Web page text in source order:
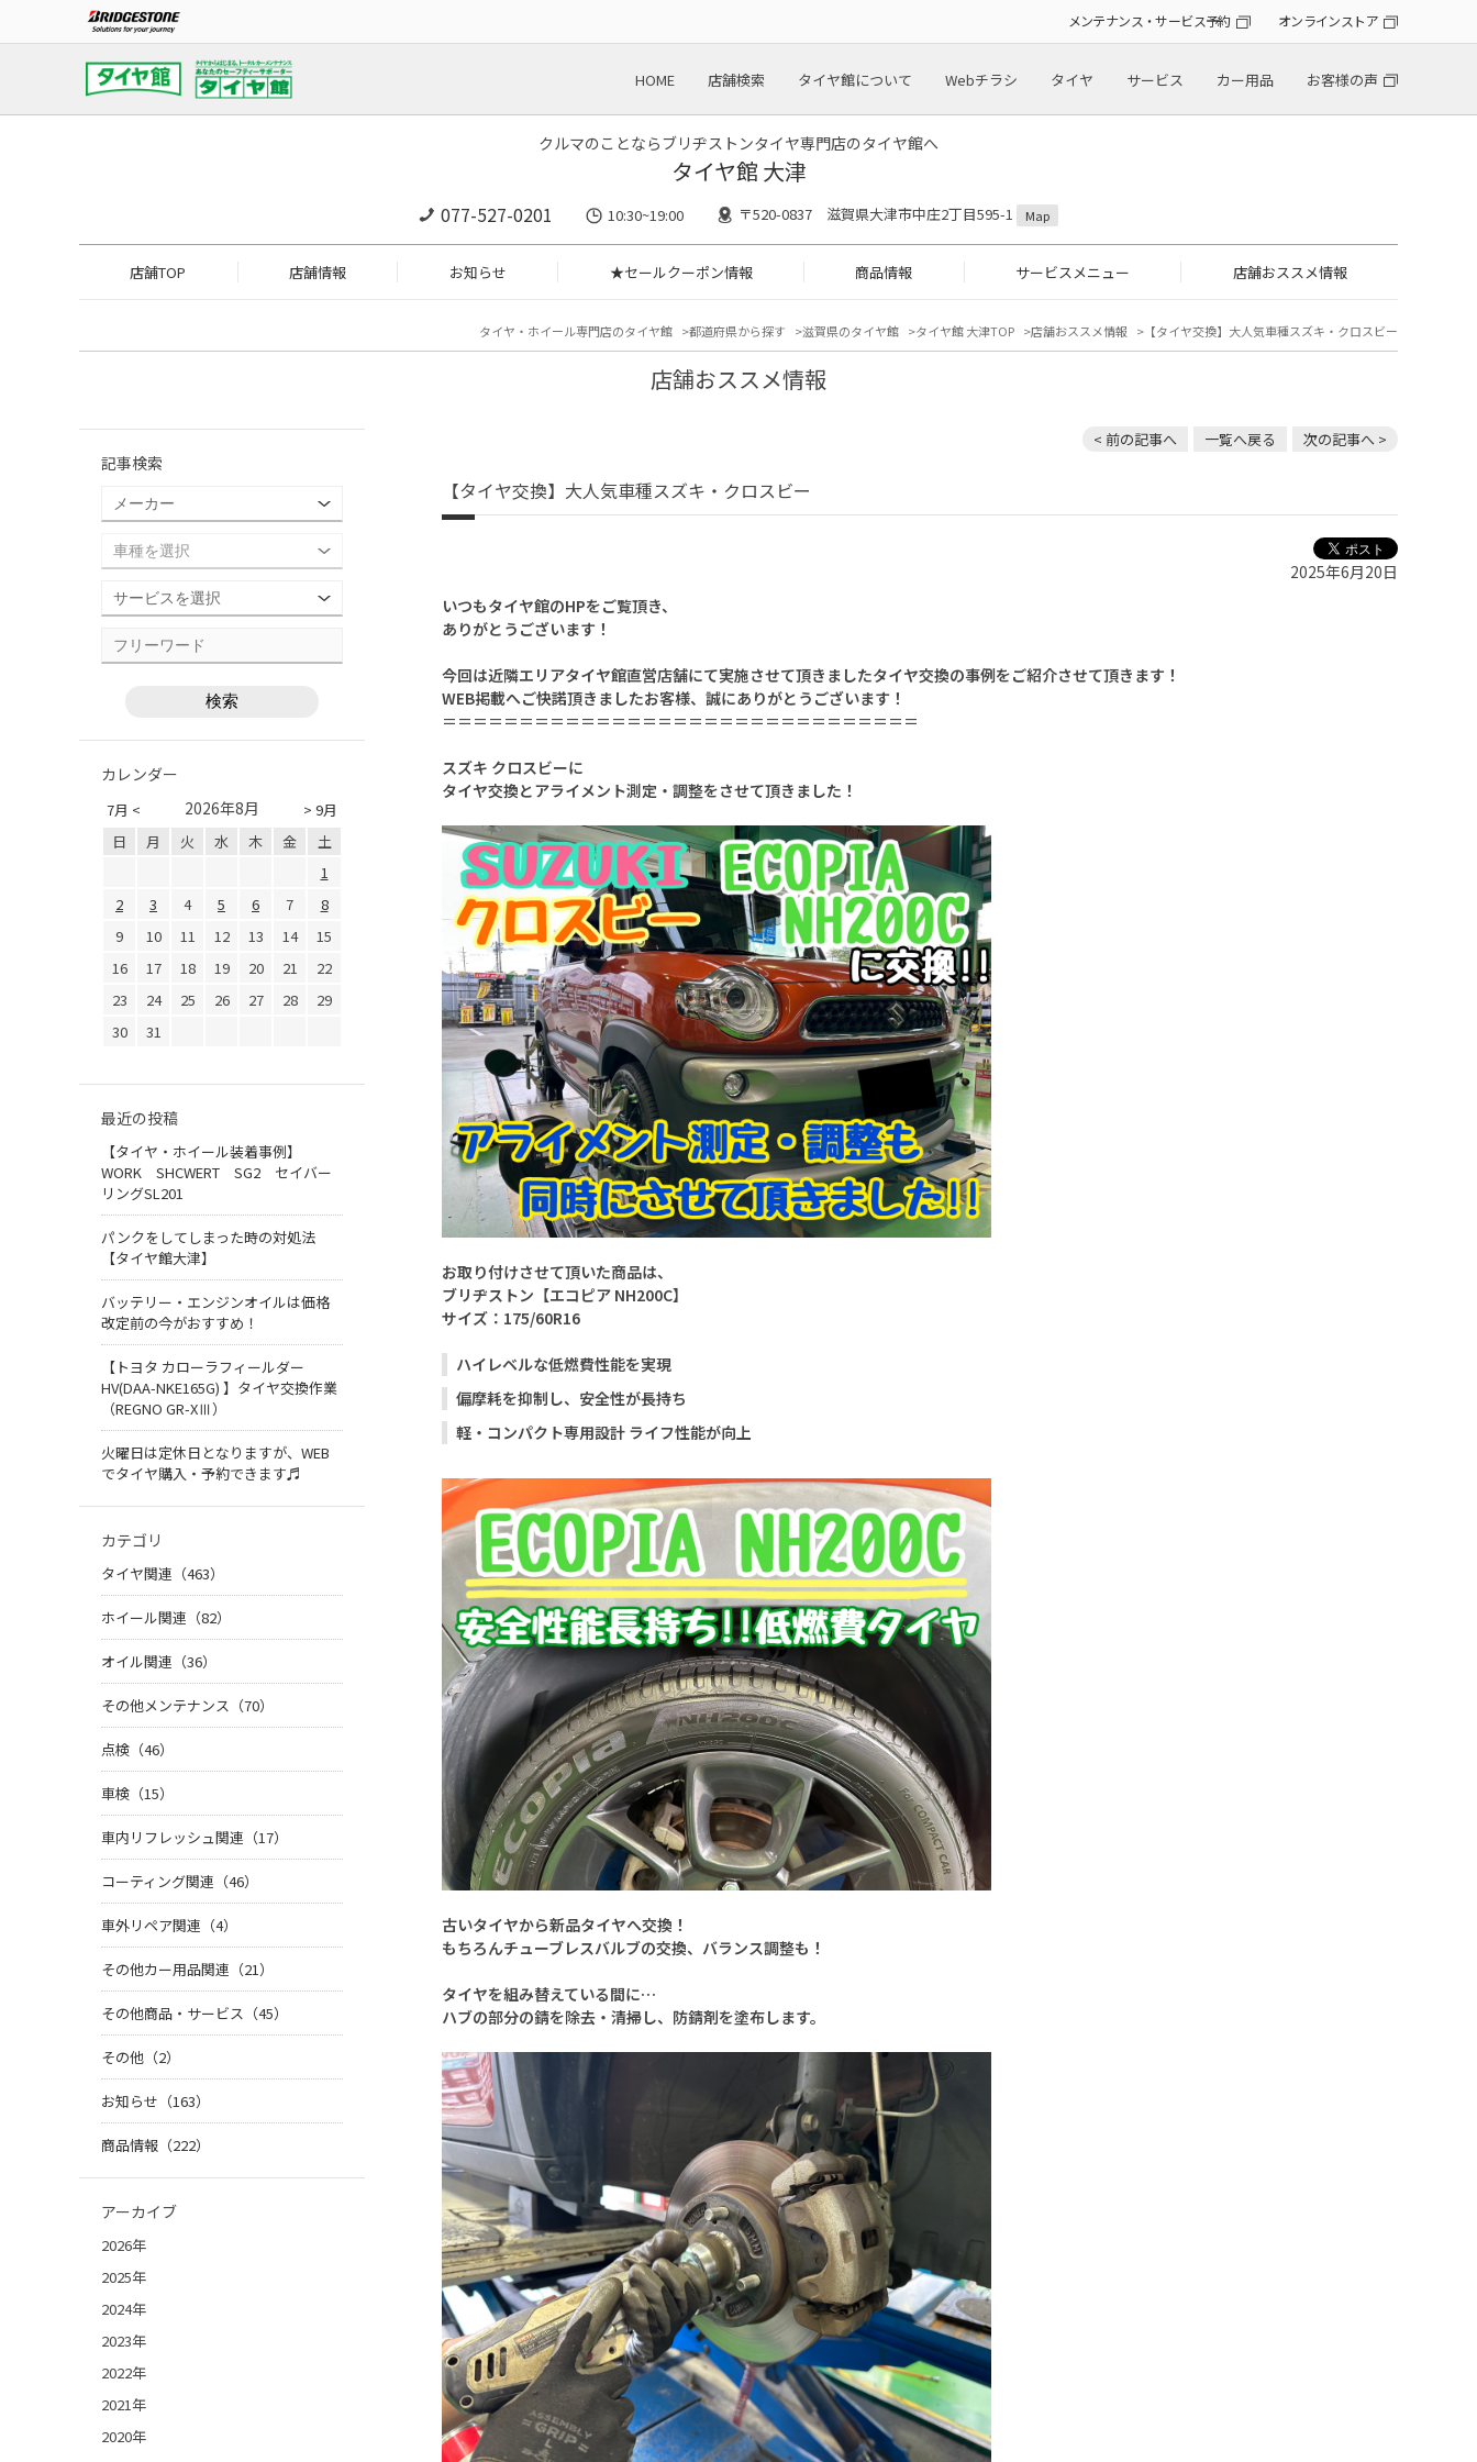
メンテナンス・サービス予約 オンラインストア
HOME 店舗検索 タイヤ館について Webチラシ タイヤ サービス カー用品 お客様の声
クルマのことならブリヂストンタイヤ専門店のタイヤ館へ
タイヤ館 大津
077-527-0201 10:30~19:00 〒520-0837 滋賀県大津市中庄2丁目595-1 Map
店舗TOP 店舗情報 お知らせ ★セールクーポン情報 商品情報 サービスメニュー 店舗おススメ情報
タイヤ・ホイール専門店のタイヤ館 都道府県から探す 滋賀県のタイヤ館 タイヤ館 大津TOP 店舗おススメ情報 【タイヤ交換】大人気車種スズキ・クロスビー
店舗おススメ情報
< 前の記事へ 一覧へ戻る 次の記事へ >
【タイヤ交換】大人気車種スズキ・クロスビー
2025年6月20日
いつもタイヤ館のHPをご覧頂き、
ありがとうございます！
今回は近隣エリアタイヤ館直営店舗にて実施させて頂きましたタイヤ交換の事例をご紹介させて頂きます！
WEB掲載へご快諾頂きましたお客様、誠にありがとうございます！
＝＝＝＝＝＝＝＝＝＝＝＝＝＝＝＝＝＝＝＝＝＝＝＝＝＝＝＝＝＝＝
スズキ クロスビーに
タイヤ交換とアライメント測定・調整をさせて頂きました！
お取り付けさせて頂いた商品は、
ブリヂストン【エコピア NH200C】
サイズ：175/60R16
ハイレベルな低燃費性能を実現
偏摩耗を抑制し、安全性が長持ち
軽・コンパクト専用設計 ライフ性能が向上
古いタイヤから新品タイヤへ交換！
もちろんチューブレスバルブの交換、バランス調整も！
タイヤを組み替えている間に…
ハブの部分の錆を除去・清掃し、防錆剤を塗布します。
記事検索
カレンダー
7月 < > 9月
2026年8月
日 月 火 水 木 金
土
1
2
3 4 5 6 7
8
9
10 11 12 13 14
15
16
17 18 19 20 21
22
23
24 25 26 27 28
29
30
31
最近の投稿
【タイヤ・ホイール装着事例】
WORK SHCWERT SG2 セイバー
リングSL201
パンクをしてしまった時の対処法
【タイヤ館大津】
バッテリー・エンジンオイルは価格
改定前の今がおすすめ！
【トヨタ カローラフィールダー
HV(DAA-NKE165G) 】タイヤ交換作業
（REGNO GR-XⅢ）
火曜日は定休日となりますが、WEB
でタイヤ購入・予約できます♬
カテゴリ
タイヤ関連（463）
ホイール関連（82）
オイル関連（36）
その他メンテナンス（70）
点検（46）
車検（15）
車内リフレッシュ関連（17）
コーティング関連（46）
車外リペア関連（4）
その他カー用品関連（21）
その他商品・サービス（45）
その他（2）
お知らせ（163）
商品情報（222）
アーカイブ
2026年
2025年
2024年
2023年
2022年
2021年
2020年